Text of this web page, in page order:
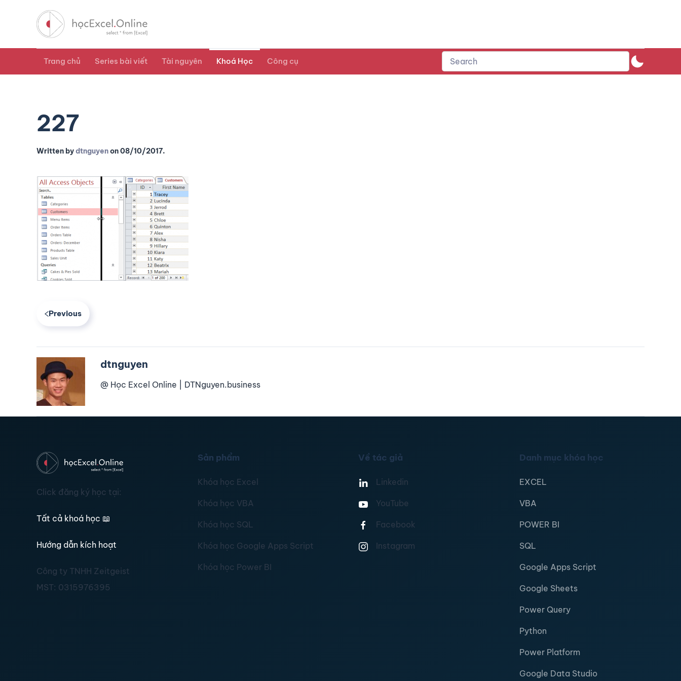
Trang chủ Series bài viết Tài nguyên Khoá Học Công cụ
227
Written bydtnguyenon08/10/2017.
Previous
dtnguyen
@ Học Excel Online | DTNguyen.business
Click đăng ký học tại:
Tất cả khoá học 📖
Hướng dẫn kích hoạt
Công ty TNHH Zeitgeist
MST: 0315976395
Sản phẩm
Khóa học Excel
Khóa học VBA
Khóa học SQL
Khóa học Google Apps Script
Khóa học Power BI
Về tác giả
Linkedin
YouTube
Facebook
Instagram
Danh mục khóa học
EXCEL
VBA
POWER BI
SQL
Google Apps Script
Google Sheets
Power Query
Python
Power Platform
Google Data Studio